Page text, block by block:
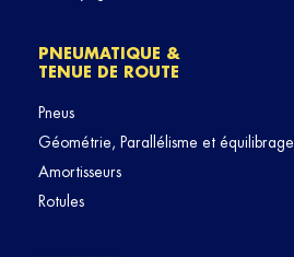
PNEUMATIQUE &
TENUE DE ROUTE
Pneus
Géométrie, Parallélisme et équilibrage
Amortisseurs
Rotules